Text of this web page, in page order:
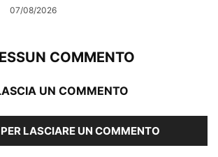
07/08/2026
COMMENTO
UN COMMENTO
LASCIARE UN COMMENTO